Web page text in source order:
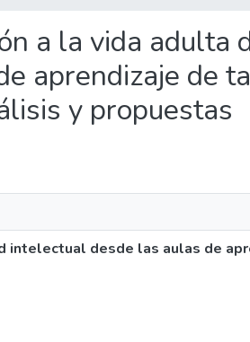
a la vida adulta
aprendizaje de
y propuestas
intelectual desde las aulas de